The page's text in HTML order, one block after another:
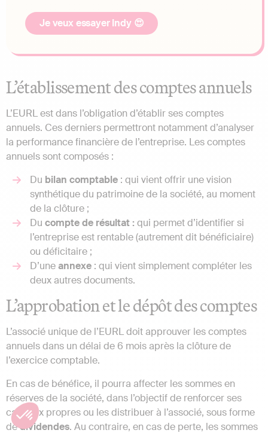
Je veux essayer Indy 😍
L’établissement des comptes annuels
L’EURL est dans l’obligation d’établir ses comptes
annuels. Ces derniers permettront notamment d’analyser
la performance financière de l’entreprise. Les comptes
annuels sont composés :
Du bilan comptable : qui vient offrir une vision
synthétique du patrimoine de la société, au moment
de la clôture ;
Du compte de résultat : qui permet d’identifier si
l’entreprise est rentable (autrement dit bénéficiaire)
ou déficitaire ;
D’uneannexe : qui vient simplement compléter les
deux autres documents.
L’approbation et le dépôt des comptes
L’associé unique de l’EURL doit approuver les comptes
annuels dans un délai de 6 mois après la clôture de
l’exercice comptable.
En cas de bénéfice, il pourra affecter les sommes en
réserves de la société, dans l’objectif de renforcer ses
capitaux propres ou les distribuer à l’associé, sous forme
dedividendes. Au contraire, en cas de perte, les sommes